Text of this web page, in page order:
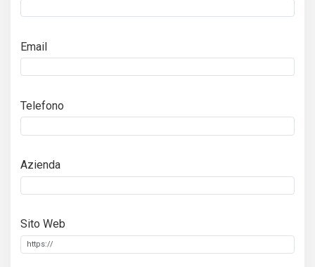
Email
Telefono
Azienda
Sito Web